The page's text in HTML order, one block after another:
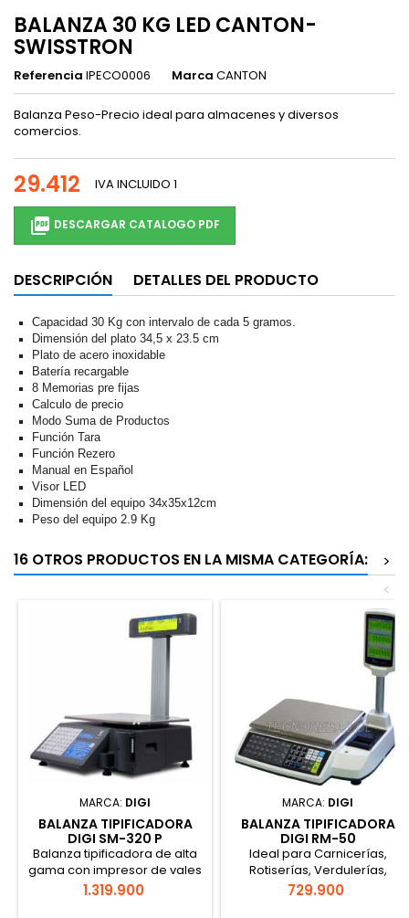
BALANZA 30 KG LED CANTON-
SWISSTRON
Referencia IPECO0006 Marca CANTON
Balanza Peso-Precio ideal para almacenes y diversos
comercios.
29.412 IVA INCLUIDO 1
 DESCARGAR CATALOGO PDF
DESCRIPCIÓN DETALLES DEL PRODUCTO
Capacidad 30 Kg con intervalo de cada 5 gramos.
Dimensión del plato 34,5 x 23.5 cm
Plato de acero inoxidable
Batería recargable
8 Memorias pre fijas
Calculo de precio
Modo Suma de Productos
Función Tara
Función Rezero
Manual en Español
Visor LED
Dimensión del equipo 34x35x12cm
Peso del equipo 2.9 Kg
16 OTROS PRODUCTOS EN LA MISMA CATEGORÍA:
>
<
MARCA: DIGI
BALANZA TIPIFICADORA
DIGI SM-320 P
Balanza tipificadora de alta
gama con impresor de vales
o etiquetas autoadhesivas.
Precio
1.319.900
MARCA: DIGI
BALANZA TIPIFICADORA
DIGI RM-50
Ideal para Carnicerías,
Rotiserías, Verdulerías,
Panaderías. Garantía 1 año
Precio
729.900